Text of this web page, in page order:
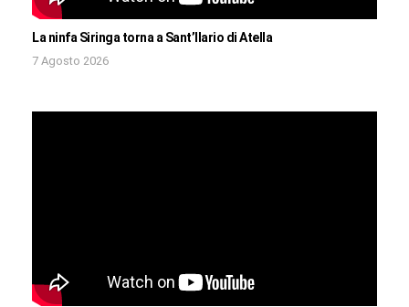
La ninfa Siringa torna a Sant’Ilario di Atella
7 Agosto 2026